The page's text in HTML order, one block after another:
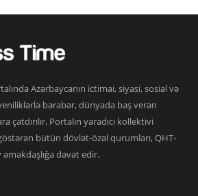
Azərbaycanın ictimai, siyasi, sosial və
bərabər, dünyada baş verən
çatdırılır. Portalın yaradıcı kollektivi
bütün dövlət-özəl qurumları, QHT-
dəvət edir.